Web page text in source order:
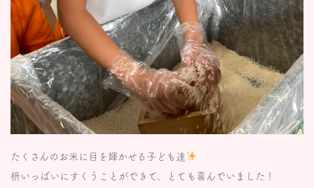
たくさんのお米に目を輝かせる子ども達
枡いっぱいにすくうことができて、とても喜んでいました！